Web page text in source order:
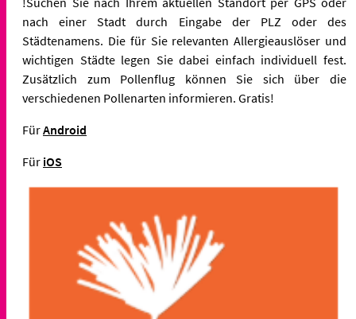
nach einer Stadt durch Eingabe der PLZ oder des
Städtenamens. Die für Sie relevanten Allergieauslöser und
wichtigen Städte legen Sie dabei einfach individuell fest.
Zusätzlich zum Pollenflug können Sie sich über die
verschiedenen Pollenarten informieren. Gratis!
FürAndroid
Für iOS